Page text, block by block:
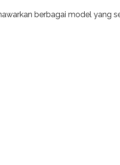
berbagai model yang